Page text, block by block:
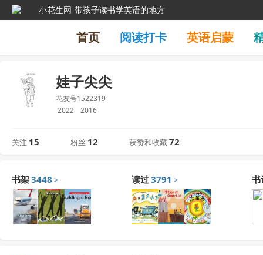
小花生网 带孩子读书学英语的地方
首页 阅读打卡 英语启蒙
娃子尖尖
花友号1522319
2022
2016
关注 15 粉丝 12 获赞和收藏72
书架3448 > 读过3791 > 书